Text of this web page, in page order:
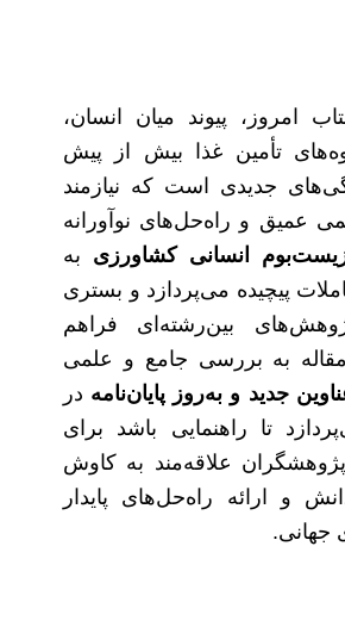
امروز، پیوند میان انسان،
تأمین غذا بیش از پیش
جدیدی است که نیازمند
عمیق و راه‌حل‌های نوآورانه
انسانی کشاورزی به
پیچیده می‌پردازد و بستری
بین‌رشته‌ای فراهم
به بررسی جامع و علمی
جدید و به‌روز پایان‌نامه در
تا راهنمایی باشد برای
علاقه‌مند به کاوش
و ارائه راه‌حل‌های پایدار
جهانی.